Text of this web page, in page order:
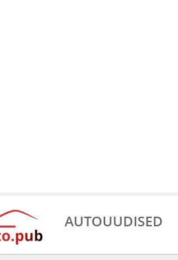
AUTOUUDISED